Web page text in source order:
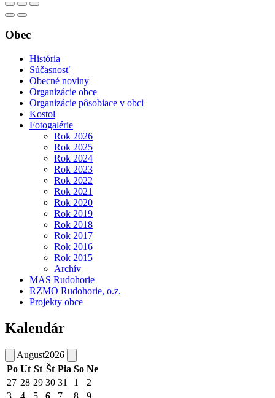
Obec
História
Súčasnosť
Obecné noviny
Organizácie obce
Organizácie pôsobiace v obci
Kostol
Fotogalérie
Rok 2026
Rok 2025
Rok 2024
Rok 2023
Rok 2022
Rok 2021
Rok 2020
Rok 2019
Rok 2018
Rok 2017
Rok 2016
Rok 2015
Archív
MAS Rudohorie
RZMO Rudohorie, o.z.
Projekty obce
Kalendár
August2026
Po Ut St Št Pia So Ne
27 28 29 30 31 1
2
3
4 5 6 7 8
9